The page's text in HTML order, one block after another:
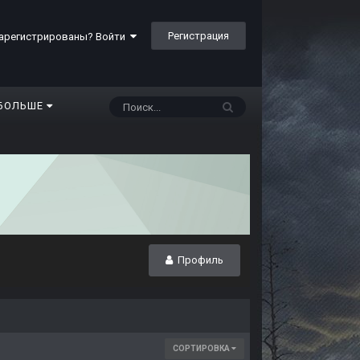
Войти Регистрация
Профиль
СОРТИРОВКА